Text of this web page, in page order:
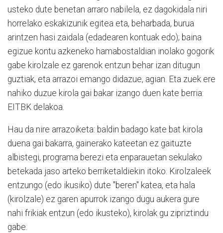
usteko dute benetan arraro nabilela, ez dagokidala niri
horrelako eskakizunik egitea eta, beharbada, burua
arintzen hasi zaidala (edadearen kontuak edo); baina
egizue kontu azkeneko hamabostaldian inolako gogorik
gabe kirolzale ez garenok entzun behar izan ditugun
guztiak, eta arrazoi emango didazue, agian. Eta zuek ere
nahiko duzue kirola gai bakar izango duen kate berria:
EITBK delakoa.
Hau da nire arrazoiketa: baldin badago kate bat kirola
duena gai bakarra, gainerako kateetan ez gaituzte
albistegi, programa berezi eta enparauetan sekulako
betekada jaso arteko berriketaldiekin itoko. Kirolzaleek
entzungo (edo ikusiko) dute "beren" katea, eta hala
(kirolzale) ez garen apurrok izango dugu aukera gure
nahi frikiak entzun (edo ikusteko), kirolak gu zipriztindu
gabe.